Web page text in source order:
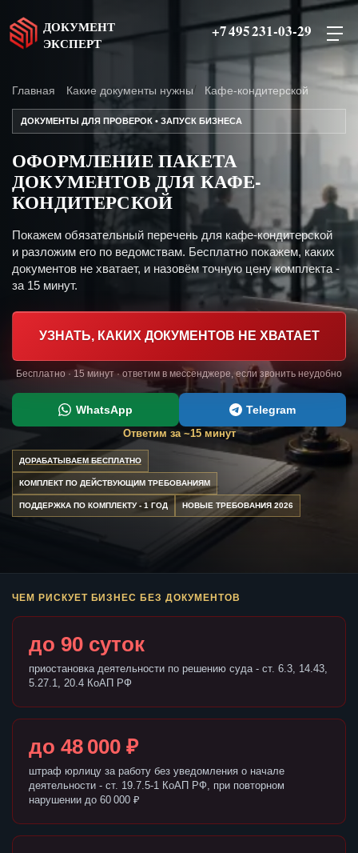
ДОКУМЕНТ
ЭКСПЕРТ
+7 495 231-03-29
Главная Какие документы нужны Кафе-кондитерской
ДОКУМЕНТЫ ДЛЯ ПРОВЕРОК • ЗАПУСК БИЗНЕСА
ОФОРМЛЕНИЕ ПАКЕТА
ДОКУМЕНТОВ ДЛЯ КАФЕ-
КОНДИТЕРСКОЙ
Покажем обязательный перечень для кафе-кондитерской
и разложим его по ведомствам. Бесплатно покажем, каких
документов не хватает, и назовём точную цену комплекта -
за 15 минут.
УЗНАТЬ, КАКИХ ДОКУМЕНТОВ НЕ ХВАТАЕТ
Бесплатно · 15 минут · ответим в мессенджере, если звонить неудобно
WhatsApp Telegram
Ответим за ~15 минут
ДОРАБАТЫВАЕМ БЕСПЛАТНО
КОМПЛЕКТ ПО ДЕЙСТВУЮЩИМ ТРЕБОВАНИЯМ
ПОДДЕРЖКА ПО КОМПЛЕКТУ - 1 ГОД НОВЫЕ ТРЕБОВАНИЯ 2026
ЧЕМ РИСКУЕТ БИЗНЕС БЕЗ ДОКУМЕНТОВ
до 90 суток
приостановка деятельности по решению суда - ст. 6.3, 14.43,
5.27.1, 20.4 КоАП РФ
до 48 000 ₽
штраф юрлицу за работу без уведомления о начале
деятельности - ст. 19.7.5-1 КоАП РФ, при повторном
нарушении до 60 000 ₽